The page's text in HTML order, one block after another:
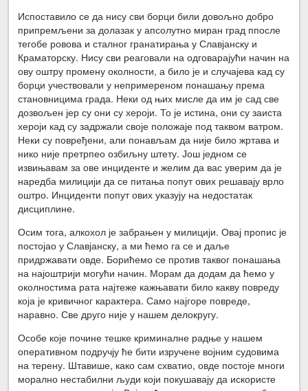
Испоставило се да нису сви борци били довољно добро
припремљени за долазак у апсолутно миран град ппосле
тегобе ровова и сталног гранатирања у Славјанску и
Краматорску. Нису сви реаговали на одговарајући начин на
ову оштру промену околности, а било је и случајева кад су
борци учествовали у непримереном понашању према
становницима града. Неки од њих мисле да им је сад све
дозвољен јер су они су хероји. То је истина, они су заиста
хероји кад су задржали своје положаје под таквом ватром.
Неки су повређени, али понављам да није било жртава и
нико није претрпео озбиљну штету. Још једном се
извињавам за ове инциденте и желим да вас уверим да је
наредба милицији да се питања попут ових решавају врло
оштро. Инциденти попут ових указују на недостатак
дисциплине.
Осим тога, алкохол је забрањен у милицији. Овај пропис је
постојао у Славјанску, а ми ћемо га се и даље
придржавати овде. Борићемо се против таквог понашања
на најоштрији могући начин. Морам да додам да ћемо у
околностима рата најтеже кажњавати било какву повреду
која је кривичног карактера. Само најгоре повреде,
наравно. Све друго није у нашем делокругу.
Особе које почине тешке криминалне радње у нашем
оперативном подручју ће бити изручене војним судовима
на терену. Штавише, како сам схватио, овде постоје многи
морално нестабилни људи који покушавају да искористе